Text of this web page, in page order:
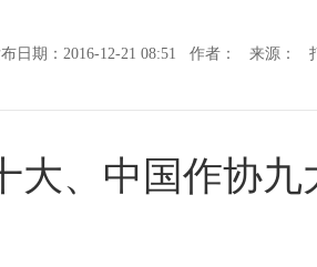
日期：2016-12-21 08:51 作者： 来源：
大、中国作协